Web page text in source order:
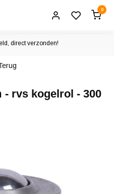
0
direct verzonden!
- rvs kogelrol - 300